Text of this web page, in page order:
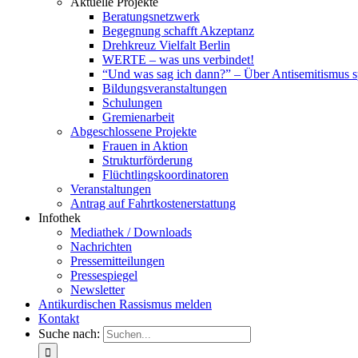
Beratungsnetzwerk
Begegnung schafft Akzeptanz
Drehkreuz Vielfalt Berlin
WERTE – was uns verbindet!
“Und was sag ich dann?” – Über Antisemitismus
Bildungsveranstaltungen
Schulungen
Gremienarbeit
Abgeschlossene Projekte
Frauen in Aktion
Strukturförderung
Flüchtlingskoordinatoren
Veranstaltungen
Antrag auf Fahrtkostenerstattung
Infothek
Mediathek / Downloads
Nachrichten
Pressemitteilungen
Pressespiegel
Newsletter
Antikurdischen Rassismus melden
Kontakt
Suche nach: